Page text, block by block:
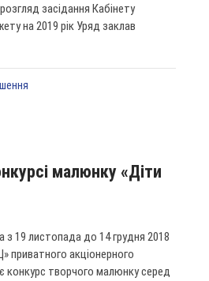
засідання Кабінету
на 2019 рік Уряд заклав
малюнку «Діти
з 19 листопада до 14 грудня 2018
приватного акціонерного
конкурс творчого малюнку серед